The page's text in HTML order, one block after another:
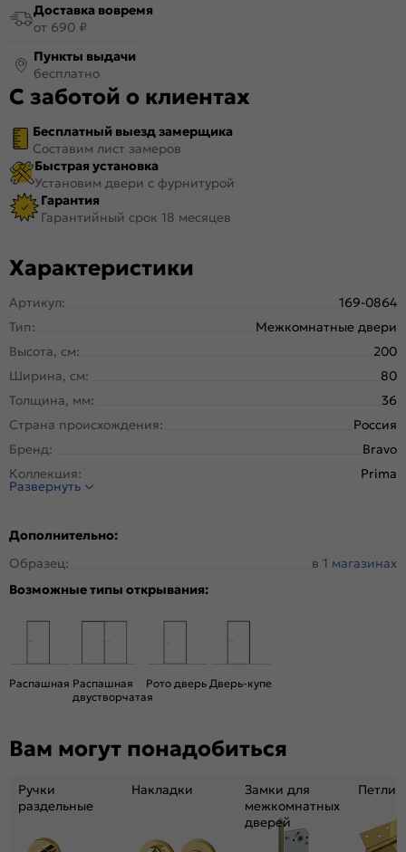
Доставка вовремя
от 690 ₽
Пункты выдачи
бесплатно
С заботой о клиентах
Бесплатный выезд замерщика
Составим лист замеров
Быстрая установка
Установим двери с фурнитурой
Гарантия
Гарантийный срок 18 месяцев
Характеристики
Артикул:
169-0864
Тип:
Межкомнатные двери
Высота, см:
200
Ширина, см:
80
Толщина, мм:
36
Страна происхождения:
Россия
Бренд:
Bravo
Коллекция:
Prima
Стиль:
Система открывания:
Конструкция двери:
Царговая
Цвет:
Общий цвет:
Вес, кг:
Размер упаковки:
Тип погонажных изделий:
Поверхность:
Гладкая, приятная на ощупь
Возможность покраски:
Нет
Для влажных помещений:
Да
Развернуть
Дополнительно:
Образец:
в 1 магазинах
Возможные типы открывания:
Распашная Распашная
двустворчатая
Рото дверь Дверь-купе
Вам могут понадобиться
Ручки
раздельные
Накладки
Замки для
межкомнатных
дверей
Петли